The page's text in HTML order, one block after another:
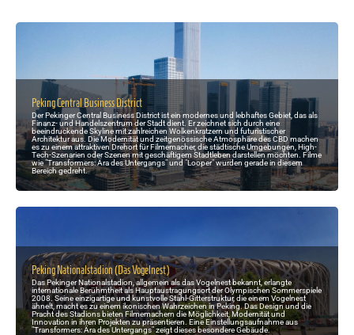
Peking Central Business District
Der Pekinger Central Business District ist ein modernes und lebhaftes Gebiet, das als
Finanz- und Handelszentrum der Stadt dient. Er zeichnet sich durch eine
beeindruckende Skyline mit zahlreichen Wolkenkratzern und futuristischer
Architektur aus. Die Modernität und zeitgenössische Atmosphäre des CBD machen
es zu einem attraktiven Drehort für Filmemacher, die städtische Umgebungen, High-
Tech-Szenarien oder Szenen mit geschäftigem Stadtleben darstellen möchten. Filme
wie "Transformers: Ära des Untergangs" und "Looper" wurden gerade in diesem
Bereich gedreht.
Peking Nationalstadion (Das Vogelnest)
Das Pekinger Nationalstadion, allgemein als das Vogelnest bekannt, erlangte
internationale Berühmtheit als Hauptaustragungsort der Olympischen Sommerspiele
2008. Seine einzigartige und kunstvolle Stahl-Gitterstruktur, die einem Vogelnest
ähnelt, macht es zu einem ikonischen Wahrzeichen in Peking. Das Design und die
Pracht des Stadions bieten Filmemachern die Möglichkeit, Modernität und
Innovation in ihren Projekten zu präsentieren. Eine Einstellungsaufnahme aus
"Transformers: Ära des Untergangs" zeigt dieses besondere Gebäude.